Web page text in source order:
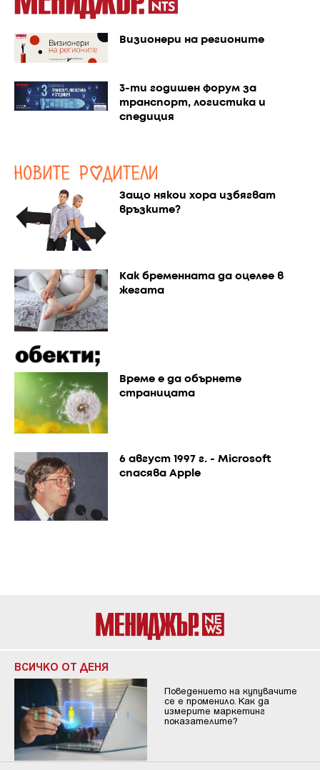
Визионери на регионите
3-ти годишен форум за
транспорт, логистика и
спедиция
Защо някои хора избягват
връзките?
Как бременната да оцелее в
жегата
Време е да обърнете
страницата
6 август 1997 г. - Microsoft
спасява Apple
ВСИЧКО ОТ ДЕНЯ
Поведението на купувачите
се е променило. Как да
измерите маркетинг
показателите?